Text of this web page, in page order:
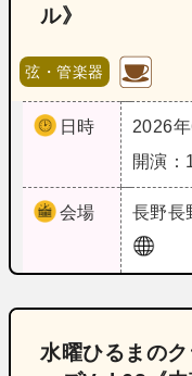
ル》
弦・管楽器
日時
2026
開演：
会場 長野長
水曜ひるまの